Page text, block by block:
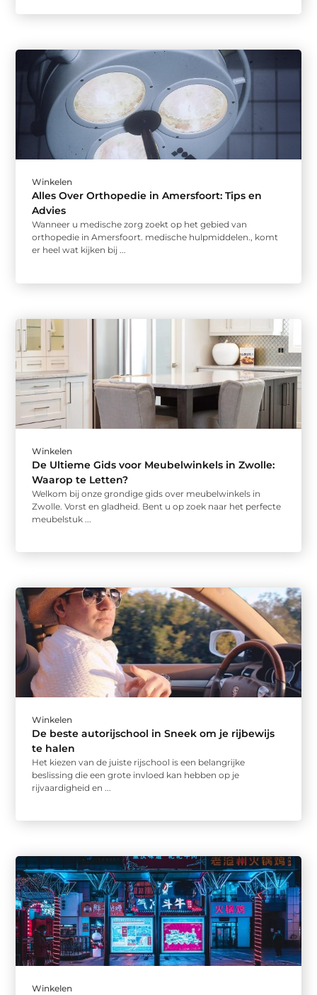
Winkelen
Alles Over Orthopedie in Amersfoort: Tips en
Advies
Wanneer u medische zorg zoekt op het gebied van
orthopedie in Amersfoort. medische hulpmiddelen., komt
er heel wat kijken bij ...
Winkelen
De Ultieme Gids voor Meubelwinkels in Zwolle:
Waarop te Letten?
Welkom bij onze grondige gids over meubelwinkels in
Zwolle. Vorst en gladheid. Bent u op zoek naar het perfecte
meubelstuk ...
Winkelen
De beste autorijschool in Sneek om je rijbewijs
te halen
Het kiezen van de juiste rijschool is een belangrijke
beslissing die een grote invloed kan hebben op je
rijvaardigheid en ...
Winkelen